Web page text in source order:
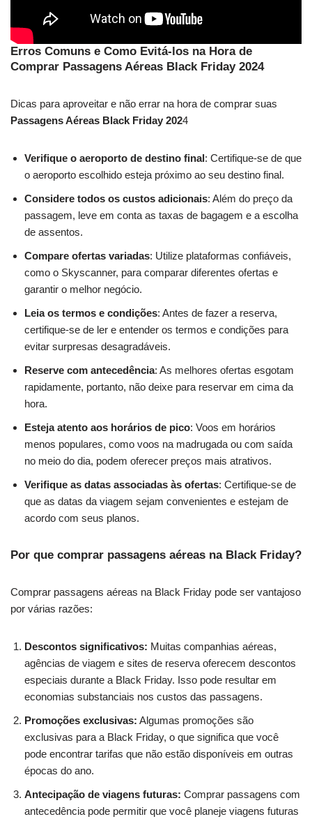
Erros Comuns e Como Evitá-los na Hora de
Comprar Passagens Aéreas Black Friday 2024
Dicas para aproveitar e não errar na hora de comprar suas
Passagens Aéreas Black Friday 2024
Verifique o aeroporto de destino final: Certifique-se de que
o aeroporto escolhido esteja próximo ao seu destino final.
Considere todos os custos adicionais: Além do preço da
passagem, leve em conta as taxas de bagagem e a escolha
de assentos.
Compare ofertas variadas: Utilize plataformas confiáveis,
como o Skyscanner, para comparar diferentes ofertas e
garantir o melhor negócio.
Leia os termos e condições: Antes de fazer a reserva,
certifique-se de ler e entender os termos e condições para
evitar surpresas desagradáveis.
Reserve com antecedência: As melhores ofertas esgotam
rapidamente, portanto, não deixe para reservar em cima da
hora.
Esteja atento aos horários de pico: Voos em horários
menos populares, como voos na madrugada ou com saída
no meio do dia, podem oferecer preços mais atrativos.
Verifique as datas associadas às ofertas: Certifique-se de
que as datas da viagem sejam convenientes e estejam de
acordo com seus planos.
Por que comprar passagens aéreas na Black Friday?
Comprar passagens aéreas na Black Friday pode ser vantajoso
por várias razões:
Descontos significativos: Muitas companhias aéreas,
agências de viagem e sites de reserva oferecem descontos
especiais durante a Black Friday. Isso pode resultar em
economias substanciais nos custos das passagens.
Promoções exclusivas: Algumas promoções são
exclusivas para a Black Friday, o que significa que você
pode encontrar tarifas que não estão disponíveis em outras
épocas do ano.
Antecipação de viagens futuras: Comprar passagens com
antecedência pode permitir que você planeje viagens futuras